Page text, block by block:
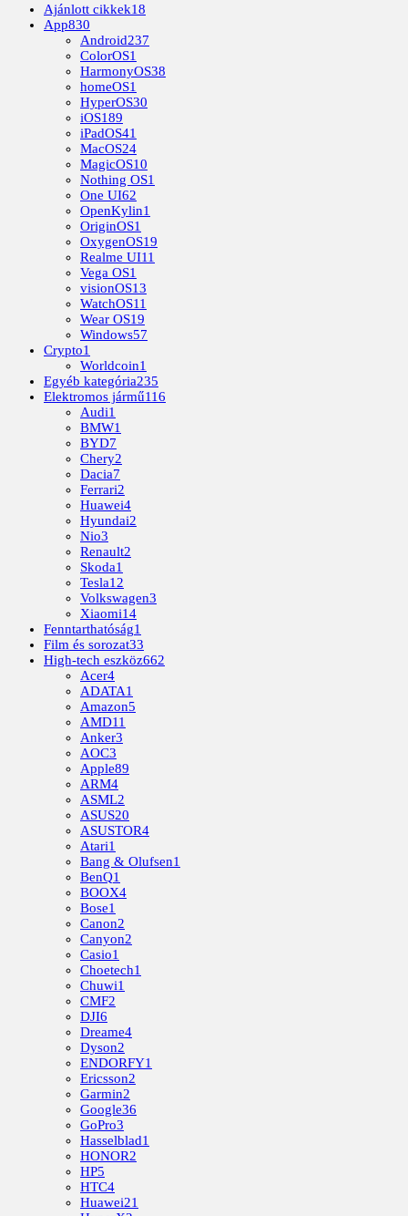
Ajánlott cikkek18
App830
Android237
ColorOS1
HarmonyOS38
homeOS1
HyperOS30
iOS189
iPadOS41
MacOS24
MagicOS10
Nothing OS1
One UI62
OpenKylin1
OriginOS1
OxygenOS19
Realme UI11
Vega OS1
visionOS13
WatchOS11
Wear OS19
Windows57
Crypto1
Worldcoin1
Egyéb kategória235
Elektromos jármű116
Audi1
BMW1
BYD7
Chery2
Dacia7
Ferrari2
Huawei4
Hyundai2
Nio3
Renault2
Skoda1
Tesla12
Volkswagen3
Xiaomi14
Fenntarthatóság1
Film és sorozat33
High-tech eszköz662
Acer4
ADATA1
Amazon5
AMD11
Anker3
AOC3
Apple89
ARM4
ASML2
ASUS20
ASUSTOR4
Atari1
Bang & Olufsen1
BenQ1
BOOX4
Bose1
Canon2
Canyon2
Casio1
Choetech1
Chuwi1
CMF2
DJI6
Dreame4
Dyson2
ENDORFY1
Ericsson2
Garmin2
Google36
GoPro3
Hasselblad1
HONOR2
HP5
HTC4
Huawei21